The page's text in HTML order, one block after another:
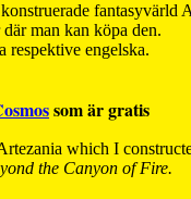
fantasyvärld
man kan köpa den.
respektive engelska.
som är gratis
which I
the Canyon of Fire.